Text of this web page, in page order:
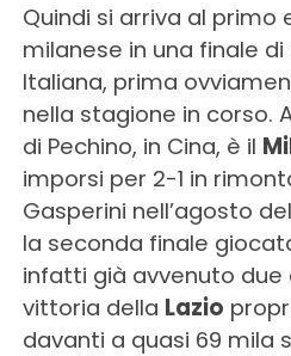
Quindi si arriva al primo
milanese in una finale
Italiana, prima
nella stagione in corso.
di Pechino, in Cina, è il
imporsi per 2-1 in
Gasperini nell’agosto
la seconda finale
infatti già avvenuto due
vittoria della Lazio
davanti a quasi 69 mila